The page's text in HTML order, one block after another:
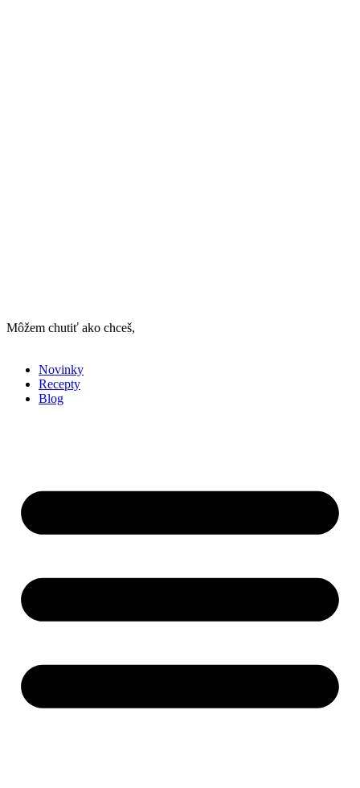
Môžem chutiť ako chceš,
Novinky
Recepty
Blog